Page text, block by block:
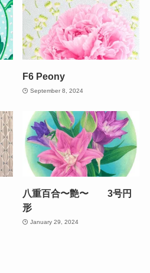
F6 Peony
September 8, 2024
八重百合〜艶〜 3号円
形
January 29, 2024